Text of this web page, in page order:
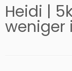
Heidi |
weniger